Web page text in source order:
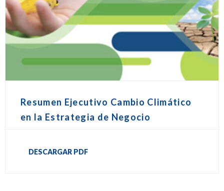
Resumen Ejecutivo Cambio Climático
en la Estrategia de Negocio
DESCARGAR PDF